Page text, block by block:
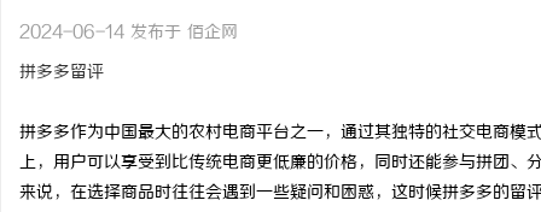
2024-06-14 发布于 佰企网
拼多多留评
拼多多作为中国最大的农村电商平台之一，通过其独特的社交电商
上，用户可以享受到比传统电商更低廉的价格，同时还能参与拼团
来说，在选择商品时往往会遇到一些疑问和困惑，这时候拼多多的